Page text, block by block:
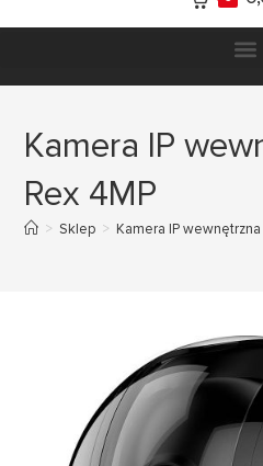
Kamera IP
Rex 4MP
> Sklep > Kamera IP